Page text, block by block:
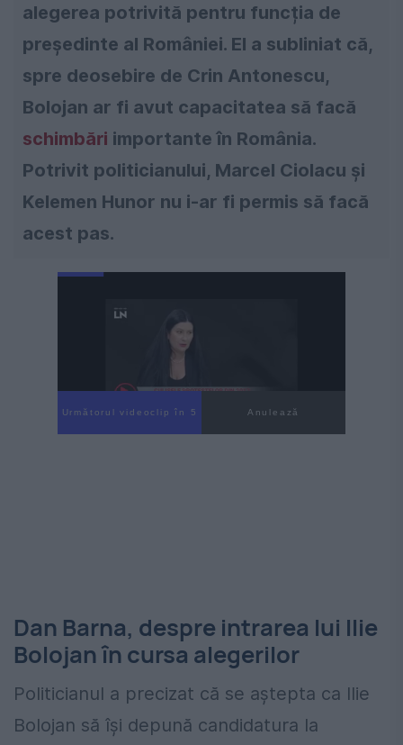
alegerea potrivită pentru funcția de
președinte al României. El a subliniat că,
spre deosebire de Crin Antonescu,
Bolojan ar fi avut capacitatea să facă
schimbări importante în România.
Potrivit politicianului, Marcel Ciolacu și
Kelemen Hunor nu i-ar fi permis să facă
acest pas.
Următorul videoclip în 4 Anulează
Dan Barna, despre intrarea lui Ilie
Bolojan în cursa alegerilor
Politicianul a precizat că se aștepta ca Ilie
Bolojan să își depună candidatura la